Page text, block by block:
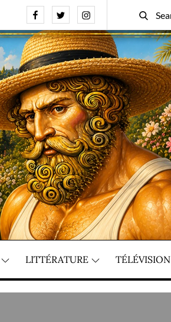
FacebookTwitterInstagram
Search
for:
Search
LITTÉRATURE TÉLÉVISION